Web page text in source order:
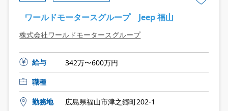
ワールドモータースグループ Jeep 福山
株式会社ワールドモータースグループ
給与
342万〜600万円
職種
勤務地 広島県福山市津之郷町202-1